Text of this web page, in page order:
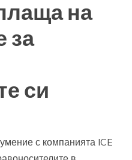
на
за
си
с компанията ICE